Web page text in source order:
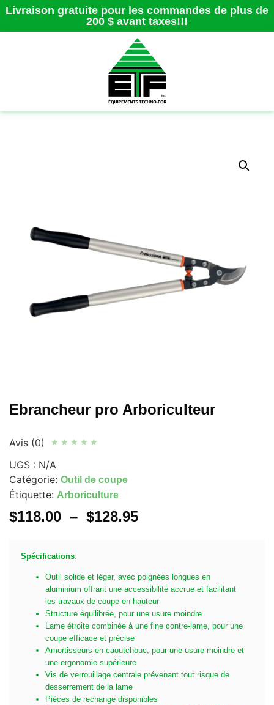
Livraison gratuite pour les commandes de plus de
200 $ avant taxes!!!
Ebrancheur pro Arboriculteur
Avis (0) ★ ★ ★ ★ ★
UGS : N/A
Catégorie: Outil de coupe
Étiquette: Arboriculture
$118.00 – $128.95
Spécifications:
Outil solide et léger, avec poignées longues en
aluminium offrant une accessibilité accrue et facilitant
les travaux de coupe en hauteur
Structure équilibrée, pour une usure moindre
Lame étroite combinée à une fine contre-lame, pour une
coupe efficace et précise
Amortisseurs en caoutchouc, pour une usure moindre et
une ergonomie supérieure
Vis de verrouillage centrale prévenant tout risque de
desserrement de la lame
Pièces de rechange disponibles